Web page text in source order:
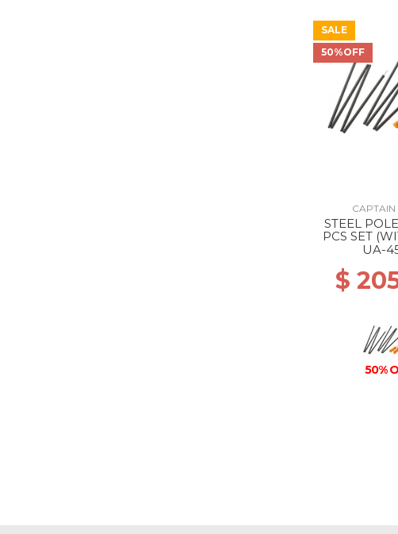
SALE
50%OFF
CAPTAIN
STEEL
PCS SET
AND
UA-
$
50%